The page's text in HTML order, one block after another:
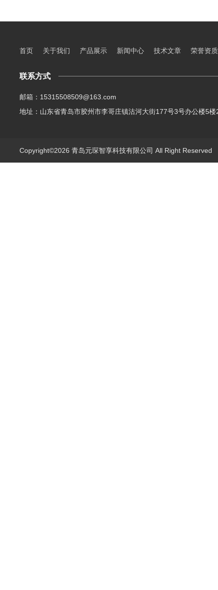
首页 关于我们 产品展示 新闻中心 技术文章 荣誉资质
联系方式
邮箱：15315508509@163.com
地址：山东省青岛市胶州市李哥庄镇沽河大街177号3号办公楼5楼
Copyright©2026 青岛元琛智享科技有限公司 All Right